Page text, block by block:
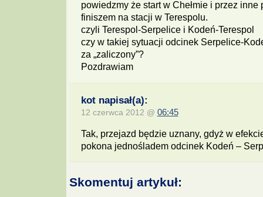
powiedzmy że start w Chełmie i przez inne
finiszem na stacji w Terespolu.
czyli Terespol-Serpelice i Kodeń-Terespol
czy w takiej sytuacji odcinek Serpelice-
za „zaliczony”?
Pozdrawiam
kot napisał(a):
12 czerwca 2012 @ 06:45
Tak, przejazd będzie uznany, gdyż w
pokona jednośladem odcinek Kodeń –
Skomentuj artykuł: